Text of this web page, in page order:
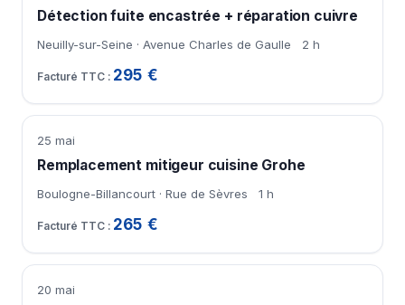
Détection fuite encastrée + réparation cuivre
Neuilly-sur-Seine · Avenue Charles de Gaulle 2 h
295 €
25 mai
Remplacement mitigeur cuisine Grohe
Boulogne-Billancourt · Rue de Sèvres 1 h
265 €
20 mai